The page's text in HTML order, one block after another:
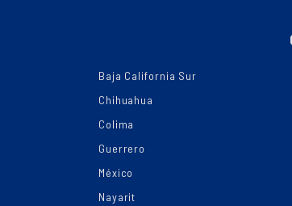
Baja California Sur
Chihuahua
Colima
Guerrero
México
Nayarit